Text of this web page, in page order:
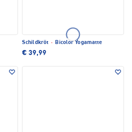
Schildkröt · Bicolor Yogamatte
€ 39,99